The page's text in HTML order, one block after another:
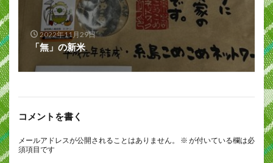
2022年11月29日
「無」の新米
コメントを書く
メールアドレスが公開されることはありません。 ※ が付いている欄は必
須項目です